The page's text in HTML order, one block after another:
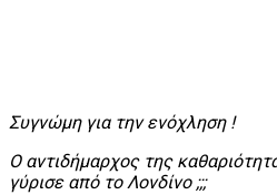
Συγνώμη για την ενόχληση !
Ο αντιδήμαρχος της
γύρισε από το Λονδίνο ;;;